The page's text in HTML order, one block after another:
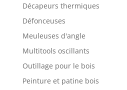
Décapeurs thermiques
Défonceuses
Meuleuses d'angle
Multitools oscillants
Outillage pour le bois
Peinture et patine bois